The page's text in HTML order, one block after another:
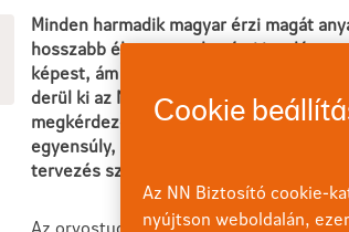
Minden harmadik magyar érzi magát
hosszabb életre, amely némi javulást
képest, ám még mindig elmarad a
derül ki az NN nemzetközi Longevity
megkérdezettek szerint aktív,
egyensúly, a szeretteinkkel töltött idő,
tervezés szükséges a minőségi, hosszú
Az orvostudomány fejlődésének
Cookie
Az NN Biztosító cookie-
nyújtson weboldalán,